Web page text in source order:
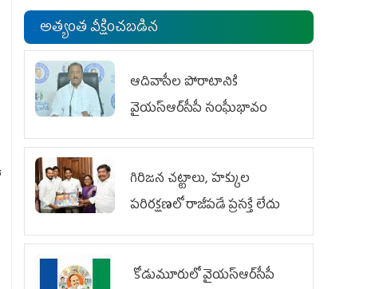
అత్యంత వీక్షించబడిన
ఆదివాసీల పోరాటానికి
వైయ‌స్ఆర్‌సీపీ సంఘీభావం
గిరిజన చట్టాలు, హక్కుల
పరిరక్షణలో రాజీపడే ప్రసక్తే లేదు
కోడుమూరులో వైయ‌స్ఆర్‌సీపీ